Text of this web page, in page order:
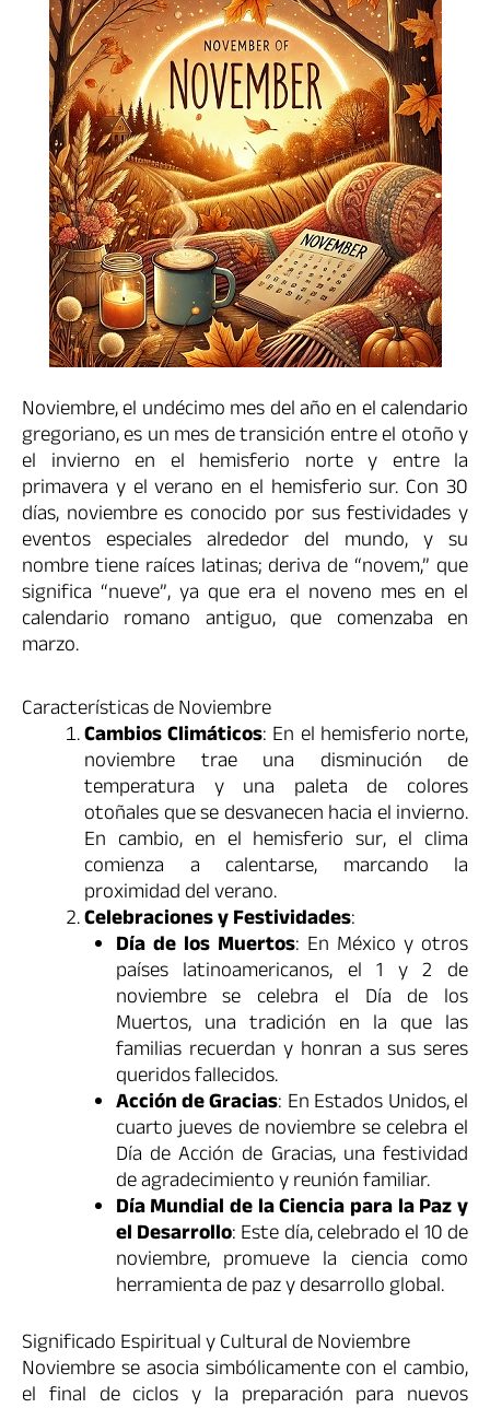
Noviembre, el undécimo mes del año en el calendario
gregoriano, es un mes de transición entre el otoño y
el invierno en el hemisferio norte y entre la
primavera y el verano en el hemisferio sur. Con 30
días, noviembre es conocido por sus festividades y
eventos especiales alrededor del mundo, y su
nombre tiene raíces latinas; deriva de “novem,” que
significa “nueve”, ya que era el noveno mes en el
calendario romano antiguo, que comenzaba en
marzo.
Características de Noviembre
Cambios Climáticos: En el hemisferio norte,
noviembre trae una disminución de
temperatura y una paleta de colores
otoñales que se desvanecen hacia el invierno.
En cambio, en el hemisferio sur, el clima
comienza a calentarse, marcando la
proximidad del verano.
Celebraciones y Festividades:
Día de los Muertos: En México y otros
países latinoamericanos, el 1 y 2 de
noviembre se celebra el Día de los
Muertos, una tradición en la que las
familias recuerdan y honran a sus seres
queridos fallecidos.
Acción de Gracias: En Estados Unidos, el
cuarto jueves de noviembre se celebra el
Día de Acción de Gracias, una festividad
de agradecimiento y reunión familiar.
Día Mundial de la Ciencia para la Paz y
el Desarrollo: Este día, celebrado el 10 de
noviembre, promueve la ciencia como
herramienta de paz y desarrollo global.
Significado Espiritual y Cultural de Noviembre
Noviembre se asocia simbólicamente con el cambio,
el final de ciclos y la preparación para nuevos